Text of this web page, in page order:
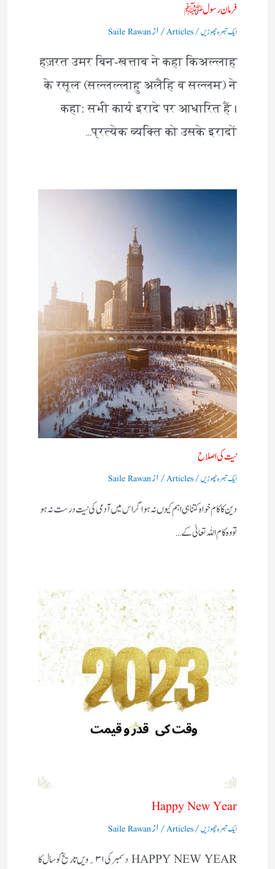
فرمان رسولﷺ
ایک تبصرہ چھوڑیں/
Articles/ ازSaile Rawan
हज़रत उमर बिन-खत्ताब ने कहा किअल्लाह
के रसूल (सल्लल्लाहु अलैहि व सल्लम) ने
कहा: सभी कार्य इरादे पर आधारित हैं।
प्रत्येक व्यक्ति को उसके इरादों…
نیت کی اصلاح
ایک تبصرہ چھوڑیں/
Articles/ ازSaile Rawan
دین کا کام خواہ کتنا ہی اہم کیوں نہ ہو اگر اس میں آدمی کی نیت درست نہ ہو
تو وہ کام اللہ تعالیٰ کے…
Happy New Year
ایک تبصرہ چھوڑیں/
Articles/ ازSaile Rawan
HAPPY NEW YEAR دسمبر کی۱ ۳؍ویں تاریخ کو سال کا